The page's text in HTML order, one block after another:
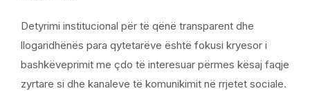
Detyrimi institucional për të qënë transparent dhe
llogaridhënës para qytetarëve është fokusi kryesor i
bashkëveprimit me çdo të interesuar përmes kësaj faqje
zyrtare si dhe kanaleve të komunikimit në rrjetet sociale.